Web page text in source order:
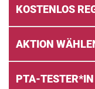
KOSTENLOS
AKTION
PTA-TESTER*IN